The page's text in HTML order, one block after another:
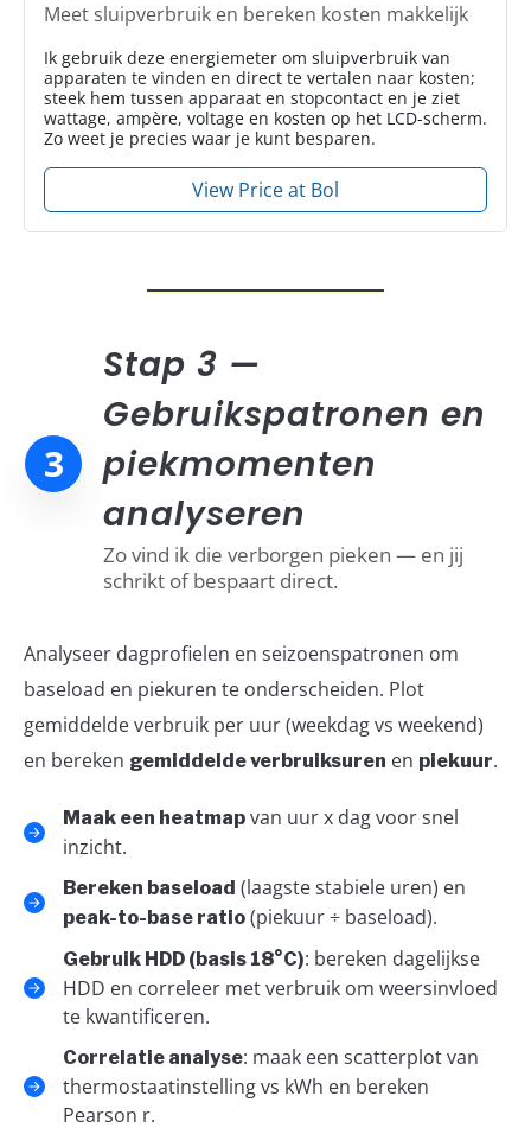
Meet sluipverbruik en bereken kosten makkelijk
Ik gebruik deze energiemeter om sluipverbruik van
apparaten te vinden en direct te vertalen naar kosten;
steek hem tussen apparaat en stopcontact en je ziet
wattage, ampère, voltage en kosten op het LCD-scherm.
Zo weet je precies waar je kunt besparen.
View Price at Bol
3
Stap 3 —
Gebruikspatronen en
piekmomenten
analyseren
Zo vind ik die verborgen pieken — en jij
schrikt of bespaart direct.
Analyseer dagprofielen en seizoenspatronen om
baseload en piekuren te onderscheiden. Plot
gemiddelde verbruik per uur (weekdag vs weekend)
en bereken gemiddelde verbruiksuren en piekuur.
Maak een heatmap van uur x dag voor snel
inzicht.
Bereken baseload (laagste stabiele uren) en
peak-to-base ratio (piekuur ÷ baseload).
Gebruik HDD (basis 18°C): bereken dagelijkse
HDD en correleer met verbruik om weersinvloed
te kwantificeren.
Correlatie analyse: maak een scatterplot van
thermostaatinstelling vs kWh en bereken
Pearson r.